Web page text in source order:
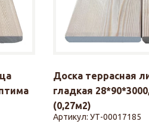
Доска террасная
гладкая
(0,27м2)
Артикул:УТ-00017185